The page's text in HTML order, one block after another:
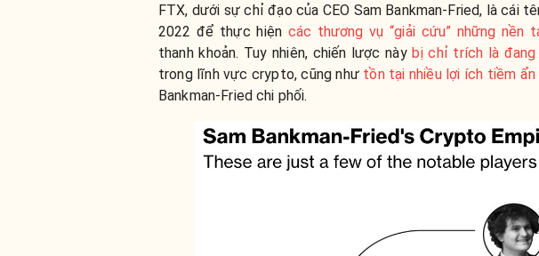
FTX, dưới sự chỉ đạo của CEO Sam Bankman-Fried, là cái
2022 để thực hiện các thương vụ “giải cứu” những nền
thanh khoản. Tuy nhiên, chiến lược nàybị chỉ trích là đang
trong lĩnh vực crypto, cũng như tồn tại nhiều lợi ích tiềm ẩn
Bankman-Fried chi phối.